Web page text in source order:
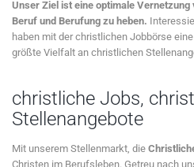
Unser Ziel ist eine optimale
Beruf und Berufung zu heben.
haben mit der christlichen Jobbörse
größte Vielfalt an christlichen
christliche Jobs,
Stellenangebote
Mit unserem Stellenmarkt, die
Christen im Berufsleben. Getreu nach